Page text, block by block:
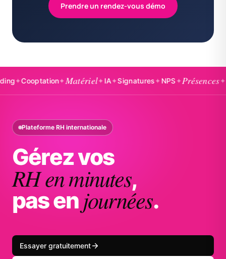
Prendre un rendez-vous démo
✦Matériel✦IA✦Signatures✦NPS✦Présences✦
Plateforme RH internationale
Gérez vos
RH en minutes,
pas enjournées.
Essayer gratuitement